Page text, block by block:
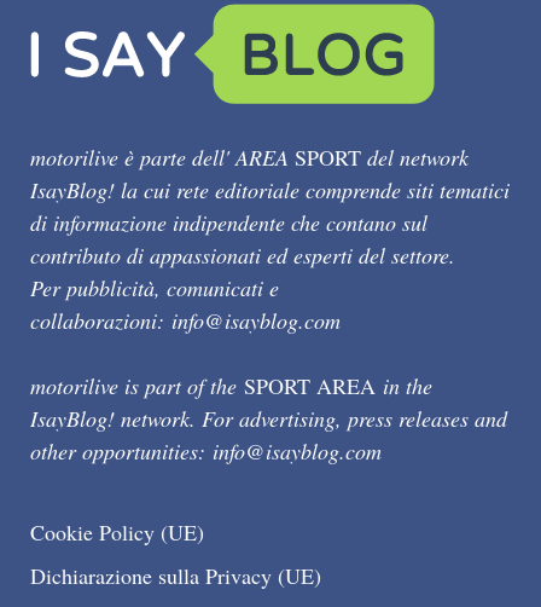
motorilive è parte dell' AREA SPORT del network
IsayBlog! la cui rete editoriale comprende siti tematici
di informazione indipendente che contano sul
contributo di appassionati ed esperti del settore.
Per pubblicità, comunicati e
collaborazioni: info@isayblog.com
motorilive is part of the SPORT AREA in the
IsayBlog! network. For advertising, press releases and
other opportunities: info@isayblog.com
Cookie Policy (UE)
Dichiarazione sulla Privacy (UE)